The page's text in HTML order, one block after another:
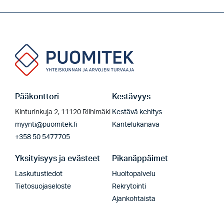
Pääkonttori
Kinturinkuja 2, 11120 Riihimäki
myynti@puomitek.fi
+358 50 5477705
Kestävyys
Kestävä kehitys
Kantelukanava
Yksityisyys ja evästeet
Laskutustiedot
Tietosuojaseloste
Pikanäppäimet
Huoltopalvelu
Rekrytointi
Ajankohtaista